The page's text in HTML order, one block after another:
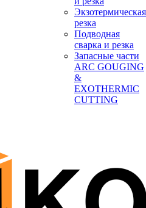
Экзотермическая
резка
Подводная
сварка и резка
Запасные части
ARC GOUGING
&
EXOTHERMIC
CUTTING